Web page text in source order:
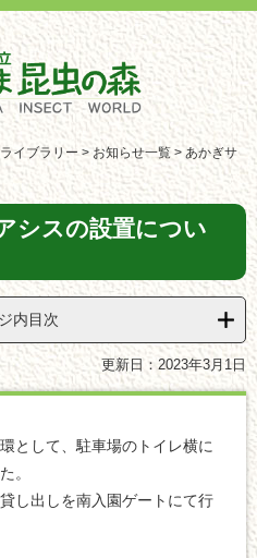
ライブラリー > お知らせ一覧 > あかぎサ
シスの設置につい
内目次
更新日：2023年3月1日
として、駐車場のトイレ横に
。
し出しを南入園ゲートにて行